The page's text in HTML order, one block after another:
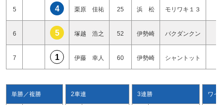
5 4 栗原 佳祐 25 浜 松 モリワキ１３
6 5 塚越 浩之 52 伊勢崎 バクダンクン
7 1 伊藤 幸人 60 伊勢崎 シャントット
単勝／複勝 2車連 3連勝 ワイ